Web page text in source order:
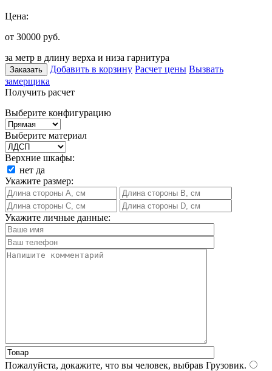
Цена:
от 30000 руб.
за метр в длину верха и низа гарнитура
Заказать Добавить в корзину Расчет цены Вызвать
замерщика
Получить расчет
Выберите конфигурацию
Выберите материал
Верхние шкафы:
нет да
Укажите размер:
Укажите личные данные:
Пожалуйста, докажите, что вы человек, выбрав Грузовик.